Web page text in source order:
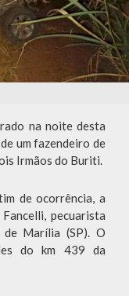
na noite desta
um fazendeiro de
Irmãos do Buriti.
de ocorrência, a
pecuarista
Marília (SP). O
do km 439 da